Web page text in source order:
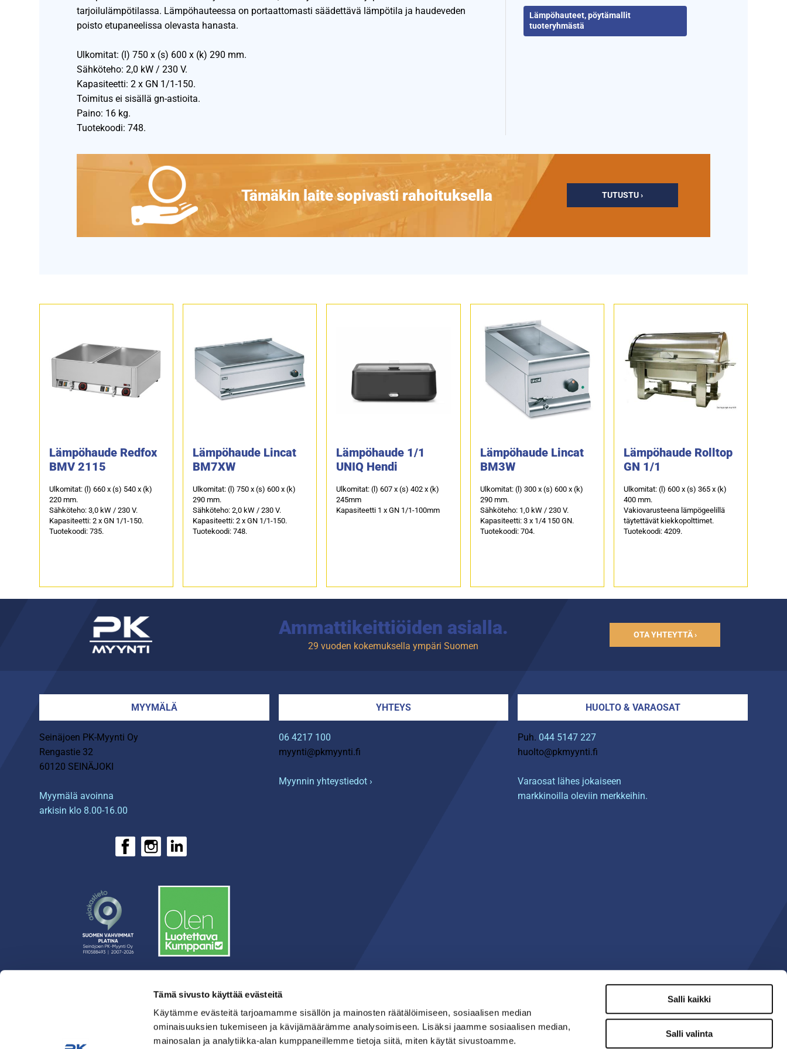
Tämä sivusto käyttää evästeitä
Käytämme evästeitä tarjoamamme sisällön ja mainosten räätälöimiseen, sosiaalisen median
ominaisuuksien tukemiseen ja kävijämäärämme analysoimiseen. Lisäksi jaamme sosiaalisen median,
mainosalan ja analytiikka-alan kumppaneillemme tietoja siitä, miten käytät sivustoamme.
Salli kaikki
Salli valinta
tarjoilulämpötilassa. Lämpöhauteessa on portaattomasti säädettävä lämpötila ja haudeveden
poisto etupaneelissa olevasta hanasta.
Ulkomitat: (l) 750 x (s) 600 x (k) 290 mm.
Sähköteho: 2,0 kW / 230 V.
Kapasiteetti: 2 x GN 1/1-150.
Toimitus ei sisällä gn-astioita.
Paino: 16 kg.
Tuotekoodi: 748.
Lämpöhauteet, pöytämallit
tuoteryhmästä
Tämäkin laite sopivasti rahoituksella TUTUSTU ›
Lämpöhaude Redfox
BMV 2115
Ulkomitat: (l) 660 x (s) 540 x (k)
220 mm.
Sähköteho: 3,0 kW / 230 V.
Kapasiteetti: 2 x GN 1/1-150.
Tuotekoodi: 735.
Lämpöhaude Lincat
BM7XW
Ulkomitat: (l) 750 x (s) 600 x (k)
290 mm.
Sähköteho: 2,0 kW / 230 V.
Kapasiteetti: 2 x GN 1/1-150.
Tuotekoodi: 748.
Lämpöhaude 1/1
UNIQ Hendi
Ulkomitat: (l) 607 x (s) 402 x (k)
245mm
Kapasiteetti 1 x GN 1/1-100mm
Lämpöhaude Lincat
BM3W
Ulkomitat: (l) 300 x (s) 600 x (k)
290 mm.
Sähköteho: 1,0 kW / 230 V.
Kapasiteetti: 3 x 1/4 150 GN.
Tuotekoodi: 704.
Lämpöhaude Rolltop
GN 1/1
Ulkomitat: (l) 600 x (s) 365 x (k)
400 mm.
Vakiovarusteena lämpögeelillä
täytettävät kiekkopolttimet.
Tuotekoodi: 4209.
Ammattikeittiöiden asialla.
29 vuoden kokemuksella ympäri Suomen
OTA YHTEYTTÄ ›
MYYMÄLÄ
Seinäjoen PK-Myynti Oy
Rengastie 32
60120 SEINÄJOKI
Myymälä avoinna
arkisin klo 8.00-16.00
YHTEYS
06 4217 100
myynti@pkmyynti.fi
Myynnin yhteystiedot ›
HUOLTO & VARAOSAT
Puh. 044 5147 227
huolto@pkmyynti.fi
Varaosat lähes jokaiseen
markkinoilla oleviin merkkeihin.
› Yritys